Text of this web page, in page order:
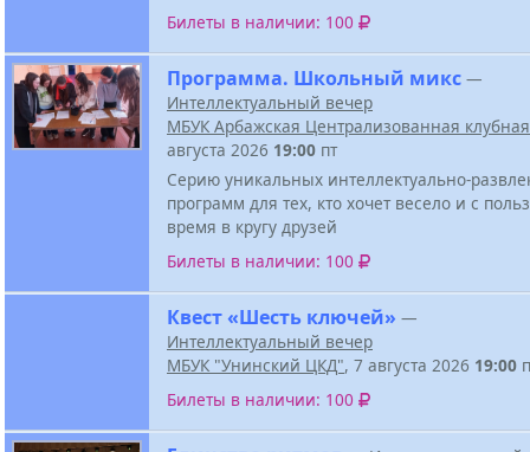
Билеты в наличии: 100
Программа. Школьный микс —
Интеллектуальный вечер
МБУК Арбажская Централизованная
августа 2026 19:00 пт
Серию уникальных интеллектуально-
программ для тех, кто хочет весело и с
время в кругу друзей
Билеты в наличии: 100
Квест «Шесть ключей» —
Интеллектуальный вечер
МБУК "Унинский ЦКД", 7 августа 2026 19:00
Билеты в наличии: 100